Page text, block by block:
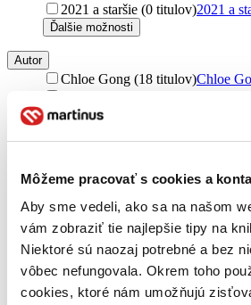
Môžeme pracovať s cookies a
Aby sme vedeli, ako sa na našom
vám zobraziť tie najlepšie tipy na
Niektoré sú naozaj potrebné a bez
vôbec nefungovala. Okrem toho
cookies, ktoré nám umožňujú
2021 a staršie (0 titulov)2021 a
Ďalšie možnosti
Autor
Chloe Gong (18 titulov)Chloe
Ann Liang (12 titulov)
Liou Cch´-Sin (7 titulov) Liou
Marie Lu (4 tituly)Marie Lu4
Malinda Lo (3 tituly)
Malinda Lo
3
Shu-Fen Wang (2 tituly) Shu-Fen
Guo Zhenyuan (2 tituly) Guo
Jen Wang (2 tituly)Jen Wang 2
Dalajláma (1 titul)Dalajláma1